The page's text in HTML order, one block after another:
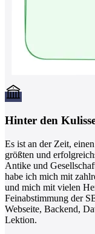
Hinter den
Es ist an der Zeit,
größten und
Antike und
habe ich mich mit
und mich mit vielen
Feinabstimmung der
Webseite, Backend,
Lektion.